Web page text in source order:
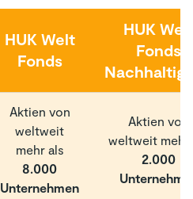
HUK Welt
Fonds
HUK Welt
Fonds
Aktien von
weltweit
mehr als
8.000
Unternehmen
Aktien von
weltweit mehr
2.000